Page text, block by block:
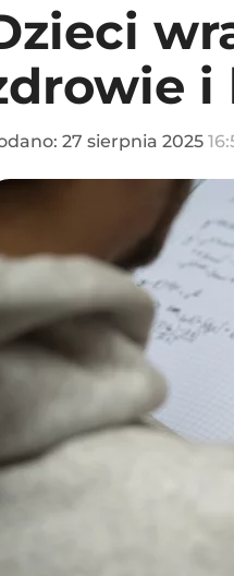
i
27 sierpnia 2025